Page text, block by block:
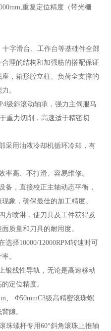
重复定位精度（带光栅
字滑台、工作台等基础件全部
理的结构和加强筋的搭配保证
，箱形腔立柱、负荷全支撑的
。
级斜滚动轴承，强力主伺服马
重力切削，高速适于精密切
采用油液冷却机循环冷却，有
率高、不打滑、容易维修。
备，直接校正主轴动态平衡，
象，确保最佳的加工精度。
方喷淋，使刀具及工件获得及
质量和刀具的耐用度。
选择10000/12000RPM转速时可
。
银线性导轨，无论是高速移动
定位精度。
、 Φ50mmC3级高精密滚珠螺
隙。
珠螺杆专用60°斜角滚珠止推轴